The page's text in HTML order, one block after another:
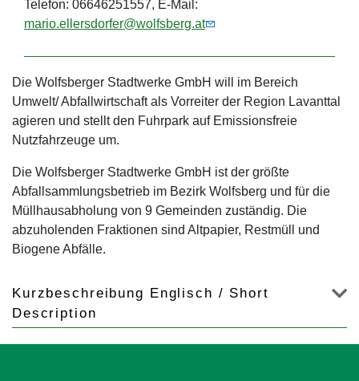
Telefon: 06646251557, E-Mail:
mario.ellersdorfer@wolfsberg.at
Die Wolfsberger Stadtwerke GmbH will im Bereich
Umwelt/ Abfallwirtschaft als Vorreiter der Region Lavanttal
agieren und stellt den Fuhrpark auf Emissionsfreie
Nutzfahrzeuge um.
Die Wolfsberger Stadtwerke GmbH ist der größte
Abfallsammlungsbetrieb im Bezirk Wolfsberg und für die
Müllhausabholung von 9 Gemeinden zuständig. Die
abzuholenden Fraktionen sind Altpapier, Restmüll und
Biogene Abfälle.
Kurzbeschreibung Englisch / Short
Description